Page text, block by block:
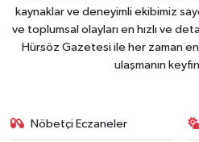
kaynaklar ve deneyimli ekibimiz
ve toplumsal olayları en hızlı ve
Hürsöz Gazetesi ile her zaman
ulaşmanın
Nöbetçi Eczaneler